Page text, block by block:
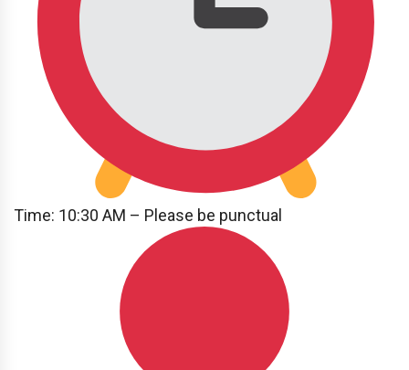
Time: 10:30 AM – Please be punctual